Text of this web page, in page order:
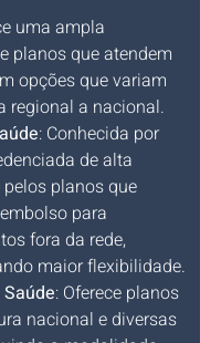
uma ampla
planos que atendem
opções que variam
regional a nacional.
: Conhecida por
de alta
planos que
para
fora da rede,
maior flexibilidade.
: Oferece planos
nacional e diversas